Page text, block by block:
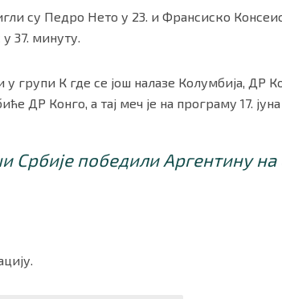
су Педро Нето у 23. и Франсиско
37. минуту.
у групи К где се још налазе Колумбија, ДР
ДР Конго, а тај меч је на програму 17. јуна
Србије победили Аргентину на
|О нама